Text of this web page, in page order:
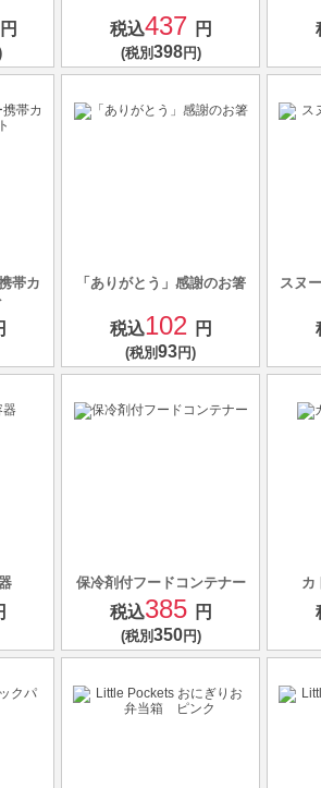
円 税込437 円
(税別398円)
帯カ
「ありがとう」感謝のお箸
税込102 円
(税別 93円)
スヌ
保冷剤付フードコンテナー
税込385 円
(税別350円)
カ